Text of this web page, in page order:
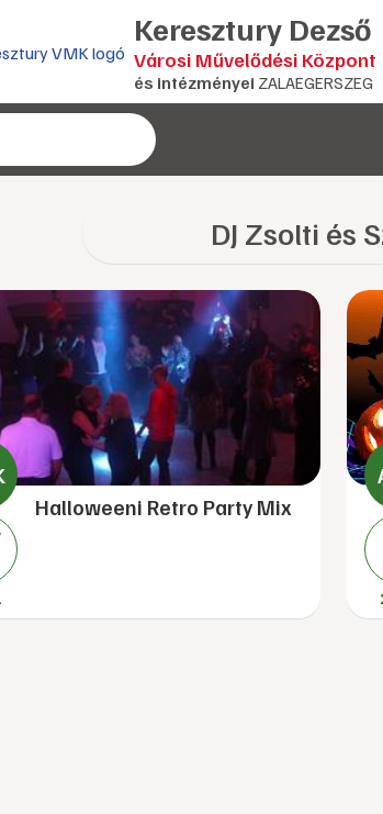
Keresztury Dezső
Városi Művelődési Központ
és intézményei ZALAEGERSZEG
DJ Zsolti és
Halloweeni Retro Party Mix